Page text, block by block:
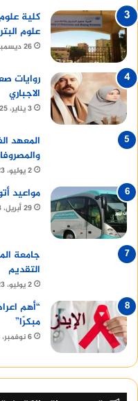
كلية
علوم
26 ديسمبر، 2024
روايات
الاجباري
3 يناير، 2025
المعهد
2 يوليو، 2023
مواعيد
29 أبريل، 2023
جامعة
التقديم
2 يوليو، 2023
“أهم
مبكرًا”
6 نوفمبر، 2024